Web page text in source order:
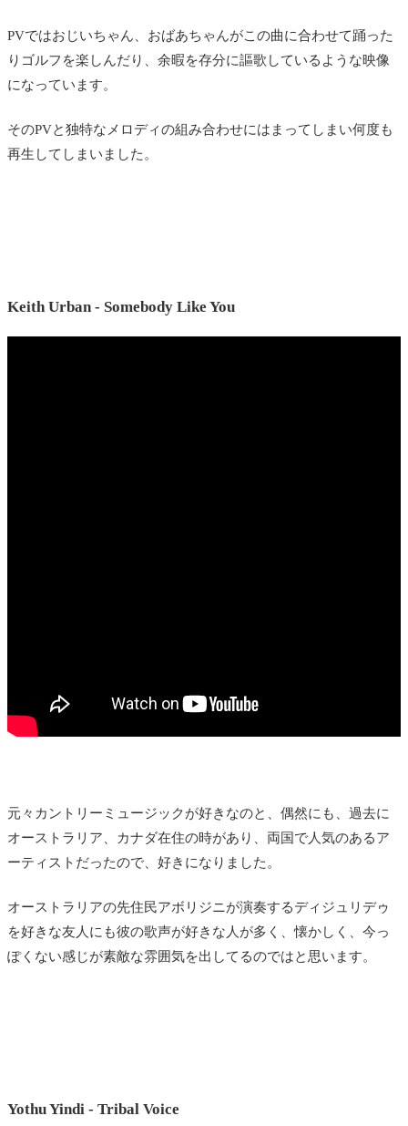
PVではおじいちゃん、おばあちゃんがこの曲に合わせて踊った
りゴルフを楽しんだり、余暇を存分に謳歌しているような映像
になっています。
そのPVと独特なメロディの組み合わせにはまってしまい何度も
再生してしまいました。
Keith Urban - Somebody Like You
元々カントリーミュージックが好きなのと、偶然にも、過去に
オーストラリア、カナダ在住の時があり、両国で人気のあるア
ーティストだったので、好きになりました。
オーストラリアの先住民アボリジニが演奏するディジュリデゥ
を好きな友人にも彼の歌声が好きな人が多く、懐かしく、今っ
ぽくない感じが素敵な雰囲気を出してるのではと思います。
Yothu Yindi - Tribal Voice